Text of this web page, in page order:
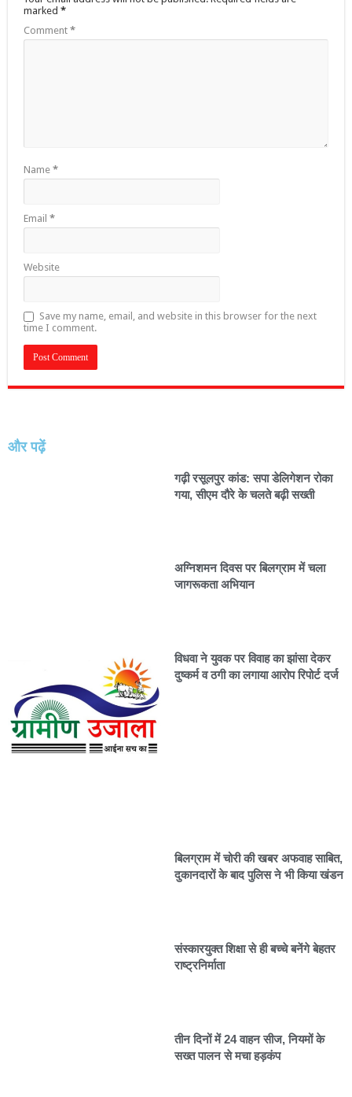
marked *
Comment *
Name *
Email *
Website
Save my name, email, and website in this browser for the next
time I comment.
और पढ़ें
गढ़ी रसूलपुर कांड: सपा डेलिगेशन रोका
गया, सीएम दौरे के चलते बढ़ी सख्ती
अग्निशमन दिवस पर बिलग्राम में चला
जागरूकता अभियान
विधवा ने युवक पर विवाह का झांसा देकर
दुष्कर्म व ठगी का लगाया आरोप रिपोर्ट दर्ज
बिलग्राम में चोरी की खबर अफवाह साबित,
दुकानदारों के बाद पुलिस ने भी किया खंडन
संस्कारयुक्त शिक्षा से ही बच्चे बनेंगे बेहतर
राष्ट्रनिर्माता
तीन दिनों में 24 वाहन सीज, नियमों के
सख्त पालन से मचा हड़कंप